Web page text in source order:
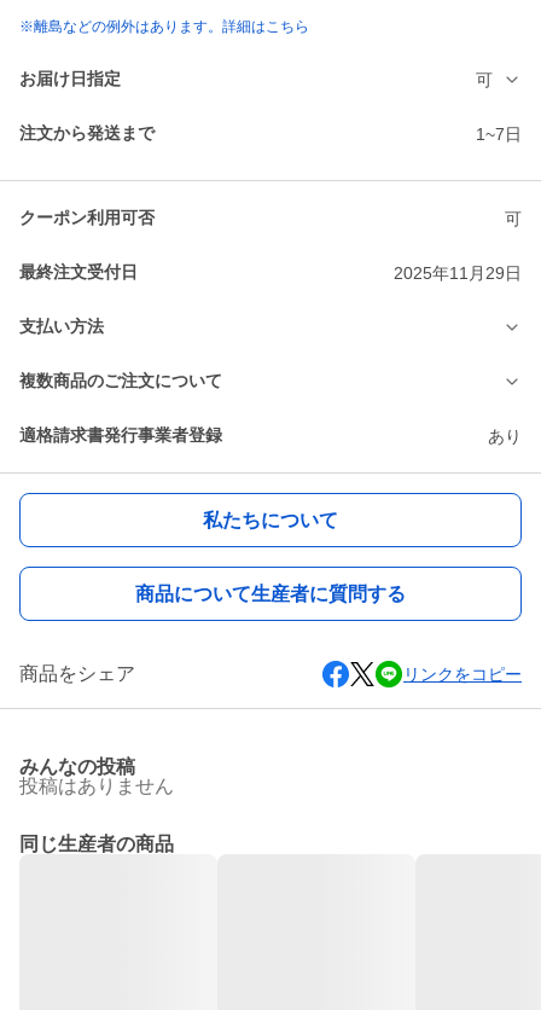
※離島などの例外はあります。詳細はこちら
お届け日指定 可
注文から発送まで 1~7日
クーポン利用可否 可
最終注文受付日 2025年11月29日
支払い方法
複数商品のご注文について
適格請求書発行事業者登録 あり
私たちについて
商品について生産者に質問する
商品をシェア リンクをコピー
みんなの投稿
投稿はありません
同じ生産者の商品